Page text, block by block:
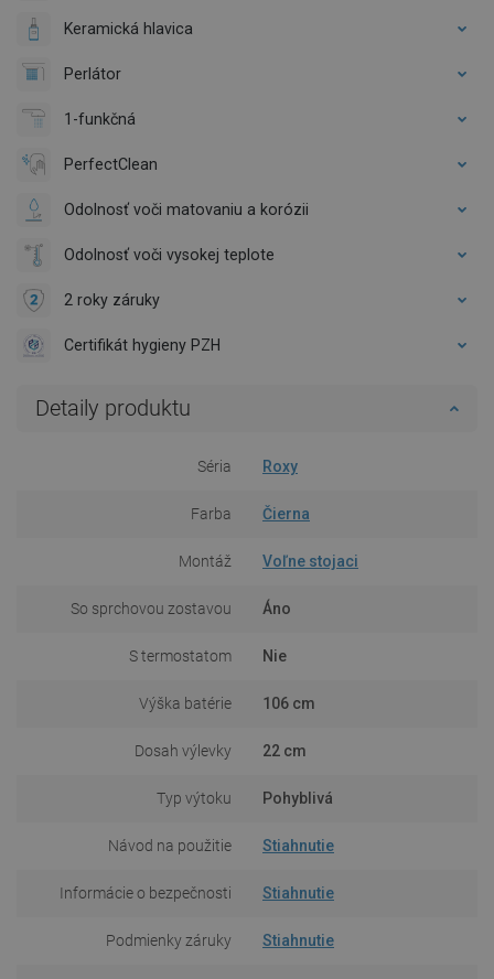
Keramická hlavica
Perlátor
1-funkčná
PerfectClean
Odolnosť voči matovaniu a korózii
Odolnosť voči vysokej teplote
2 roky záruky
Certifikát hygieny PZH
Detaily produktu
Séria Roxy
Farba Čierna
Montáž Voľne stojaci
So sprchovou zostavou Áno
S termostatom Nie
Výška batérie 106 cm
Dosah výlevky 22 cm
Typ výtoku Pohyblivá
Návod na použitie Stiahnutie
Informácie o bezpečnosti Stiahnutie
Podmienky záruky Stiahnutie